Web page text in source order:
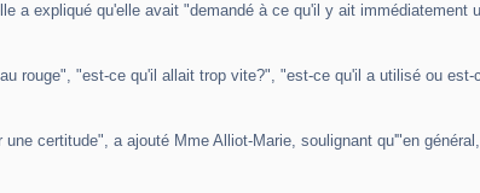
a expliqué qu'elle avait "demandé à ce qu'il y ait immédiatement
rouge", "est-ce qu'il allait trop vite?", "est-ce qu'il a utilisé ou
certitude", a ajouté Mme Alliot-Marie, soulignant qu'"en